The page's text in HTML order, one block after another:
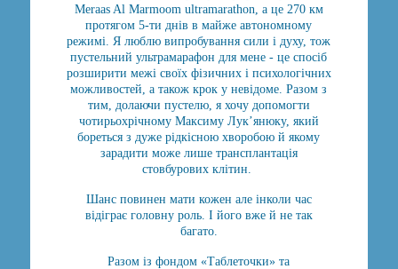
Meraas Al Marmoom ultramarathon, а це 270 км
протягом 5-ти днів в майже автономному
режимі. Я люблю випробування сили і духу, тож
пустельний ультрамарафон для мене - це спосіб
розширити межі своїх фізичних і психологічних
можливостей, а також крок у невідоме. Разом з
тим, долаючи пустелю, я хочу допомогти
чотирьохрічному Максиму Лук’янюку, який
бореться з дуже рідкісною хворобою й якому
зарадити може лише трансплантація
стовбурових клітин.
Шанс повинен мати кожен але інколи час
відіграє головну роль. І його вже й не так
багато.
Разом із фондом «Таблеточки» та